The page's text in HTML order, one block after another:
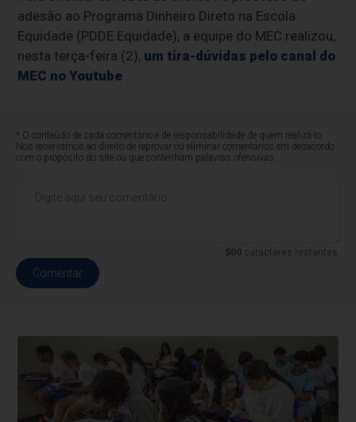
adesão ao Programa Dinheiro Direto na Escola
Equidade (PDDE Equidade), a equipe do MEC realizou,
nesta terça-feira (2), um tira-dúvidas pelo canal do
MEC no Youtube .
* O conteúdo de cada comentário é de responsabilidade de quem realizá-lo.
Nos reservamos ao direito de reprovar ou eliminar comentários em desacordo
com o propósito do site ou que contenham palavras ofensivas.
500caracteres restantes.
Comentar